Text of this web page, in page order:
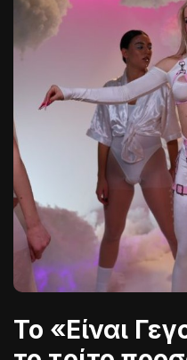
Το «Είναι